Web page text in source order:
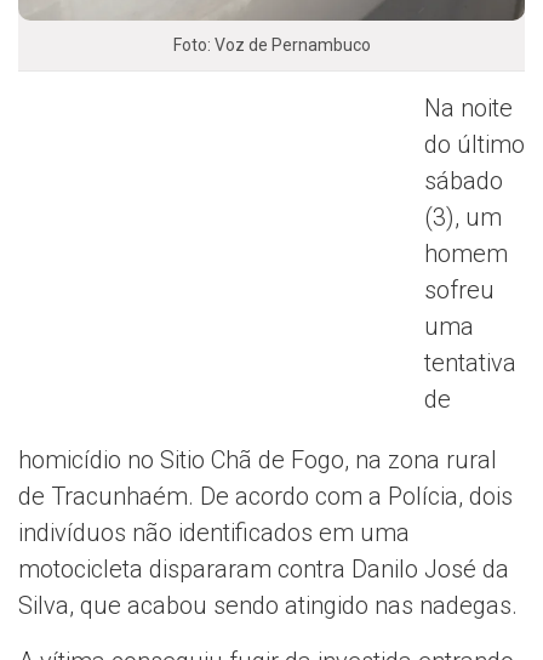
Foto: Voz de Pernambuco
Na noite
do último
sábado
(3), um
homem
sofreu
uma
tentativa
de
homicídio no Sitio Chã de Fogo, na zona rural
de Tracunhaém. De acordo com a Polícia, dois
indivíduos não identificados em uma
motocicleta dispararam contra Danilo José da
Silva, que acabou sendo atingido nas nadegas.